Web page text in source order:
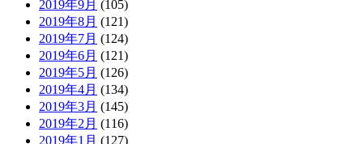
2019年9月 (105)
2019年8月 (121)
2019年7月 (124)
2019年6月 (121)
2019年5月 (126)
2019年4月 (134)
2019年3月 (145)
2019年2月 (116)
2019年1月 (127)